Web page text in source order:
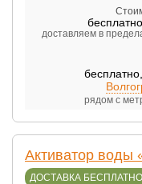
бесплатно
доставляем в
бесплатно,
рядом с
Активатор воды
ДОСТАВКА БЕСПЛАТНО